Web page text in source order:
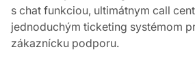
s chat funkciou, ultimátnym call
jednoduchým ticketing systémom
zákaznícku podporu.